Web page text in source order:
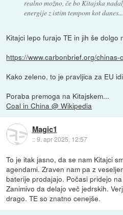
realno možno, če bo Kitajska
energije z istim tempom kot danes...
Kitajci lepo furajo TE in jih še dolgo
https://www.carbonbrief.org/chinas-
Kako zeleno, to je pravljica za EU
Poraba premoga na Kitajskem...
Coal in China @ Wikipedia
Magic1
::9. apr 2025, 12:57
To je itak jasno, da se nam Kitajci
agendami. Zraven nam pa z
baterije prodajajo. Počasi pridejo
Zanimivo da delajo več jedrskih.
drago. TE so znatno cenejše.